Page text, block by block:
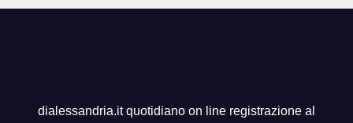
dialessandria.it quotidiano on line registrazione al